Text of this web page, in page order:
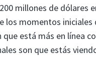
millones de dólares
los momentos iniciales
que está más en línea
son que estás